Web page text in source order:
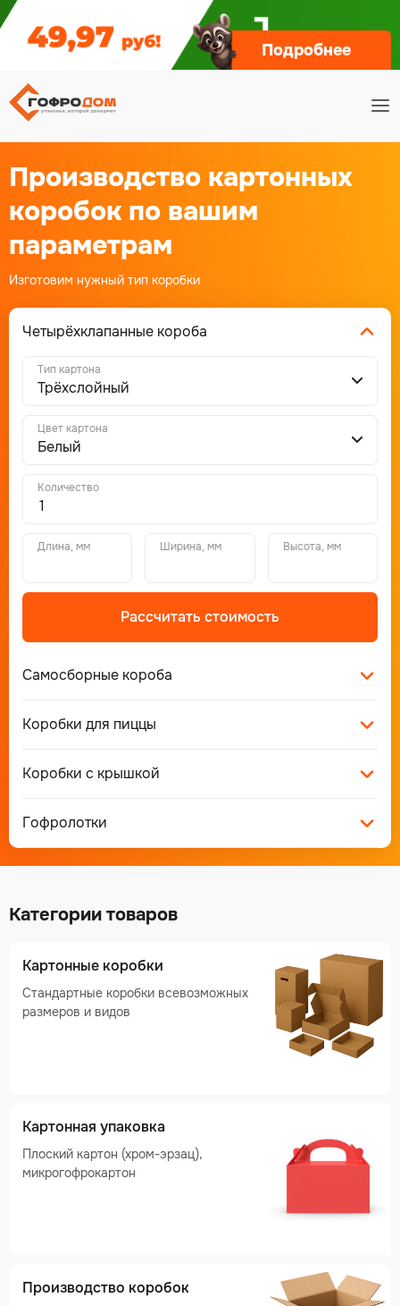
Подробнее
Производство картонных
коробок по вашим
параметрам
Изготовим нужный тип коробки
Четырёхклапанные короба
Тип картона
Трёхслойный
Цвет картона
Белый
Количество
Длина, мм Ширина, мм Высота, мм
Рассчитать стоимость
Самосборные короба
Коробки для пиццы
Коробки с крышкой
Гофролотки
Категории товаров
Картонные коробки
Стандартные коробки всевозможных
размеров и видов
Картонная упаковка
Плоский картон (хром-эрзац),
микрогофрокартон
Производство коробок